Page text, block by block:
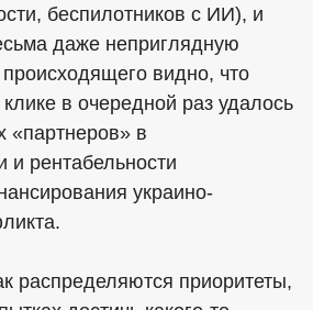
беспилотников с ИИ), и
даже неприглядную
происходящего видно, что
в очередной раз удалось
«партнеров» в
и рентабельности
украино-
распределяются приоритеты,